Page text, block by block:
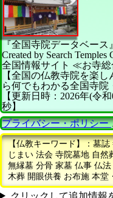
『全国寺院データベース
Created by Search Temples
全国情報サイト ≪お寺総
【全国の仏教寺院を楽し
ら何でもわかる全国寺
【更新日時：2026年(令
秒】
プライバシー・ポリシー
【仏教キーワード】：墓
じまい 法会 寺院墓地 自
無縁墓 分骨 家墓 仏事 仏
木葬 開眼供養 お布施 本堂
クリックして追加情報